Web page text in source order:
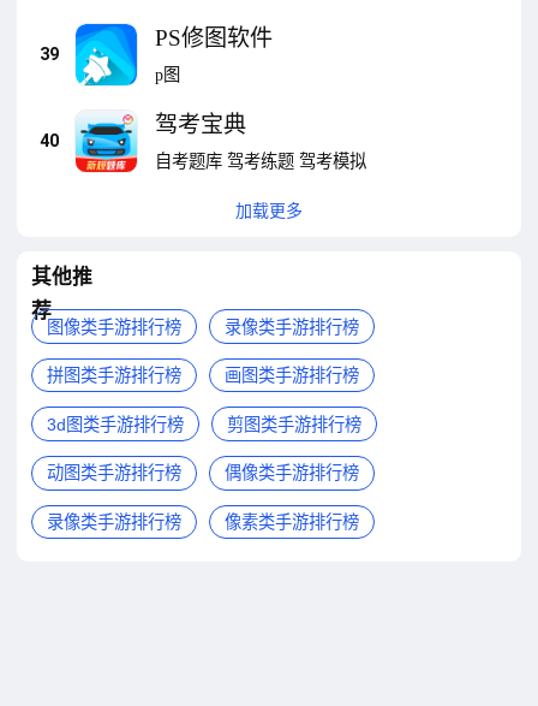
39
PS修图软件
p图
40
驾考宝典
自考题库 驾考练题 驾考模拟
加载更多
其他推
荐
图像类手游排行榜 录像类手游排行榜
拼图类手游排行榜 画图类手游排行榜
3d图类手游排行榜 剪图类手游排行榜
动图类手游排行榜 偶像类手游排行榜
录像类手游排行榜 像素类手游排行榜